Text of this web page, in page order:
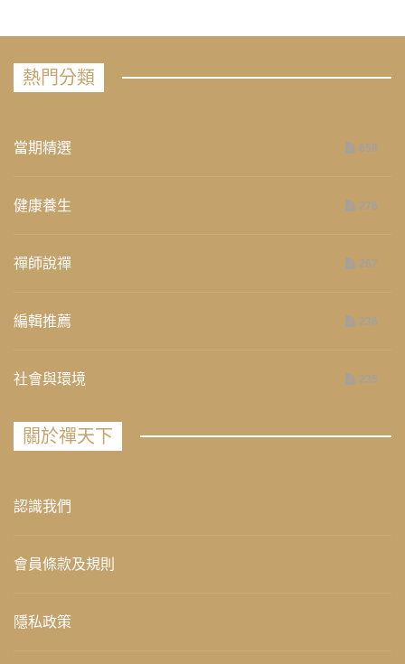
熱門分類
當期精選 658
健康養生 276
禪師說禪 267
編輯推薦 236
社會與環境 235
關於禪天下
認識我們
會員條款及規則
隱私政策